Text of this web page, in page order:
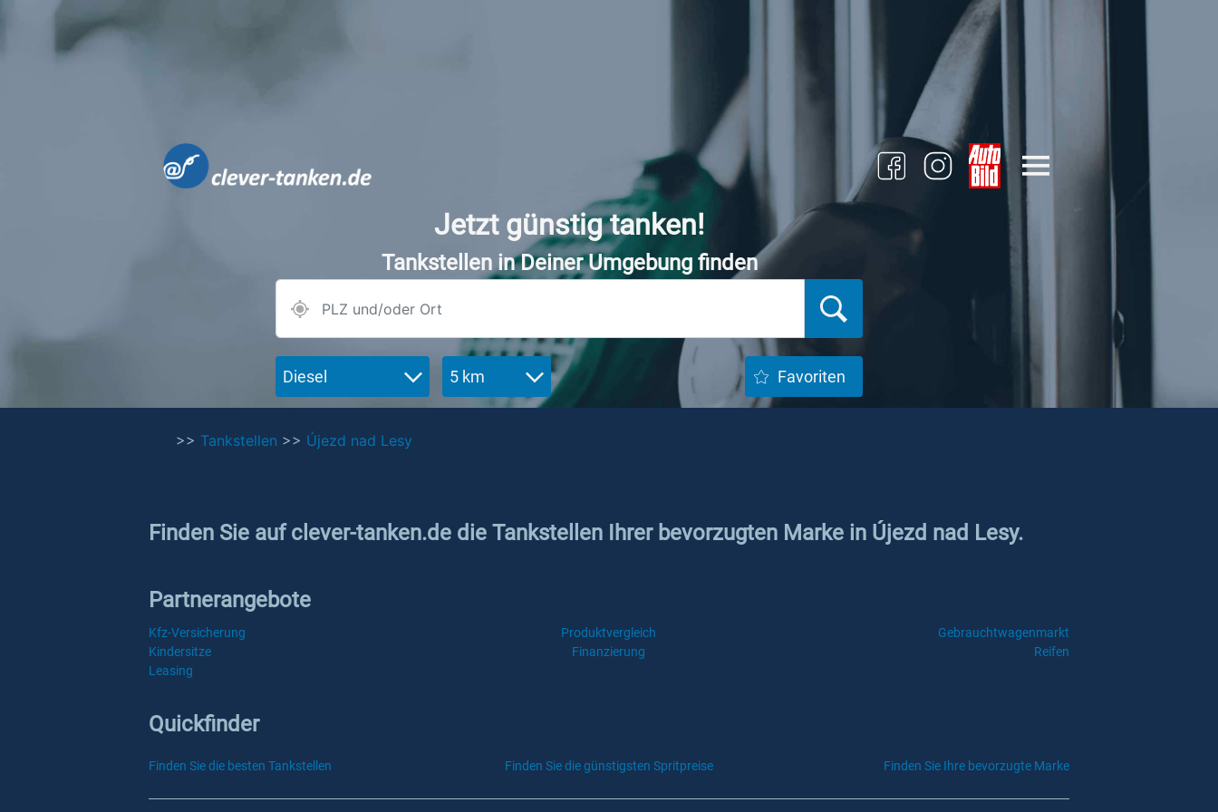
Jetzt günstig tanken!
Tankstellen in Deiner Umgebung finden
Diesel 5 km Favoriten
>> Tankstellen >> Újezd nad Lesy
Finden Sie auf clever-tanken.de die Tankstellen Ihrer bevorzugten Marke in Újezd nad Lesy.
Partnerangebote
Kfz-Versicherung Produktvergleich
Gebrauchtwagenmarkt
Kindersitze
Finanzierung
Reifen
Leasing
Quickfinder
Finden Sie die besten Tankstellen Finden Sie die günstigsten Spritpreise Finden Sie Ihre bevorzugte Marke